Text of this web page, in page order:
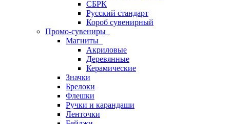
СБРК
Русский стандарт
Короб сувенирный
Промо-сувениры
Магниты
Акриловые
Деревянные
Керамические
Значки
Брелоки
Флешки
Ручки и карандаши
Ленточки